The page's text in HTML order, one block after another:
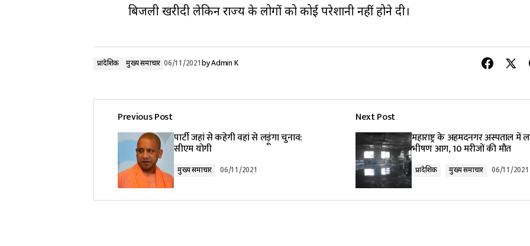
बिजली खरीदी लेकिन राज्य के लोगों को कोई परेशानी नहीं होने दी।
प्रादेशिक मुख्य समाचार 06/11/2021byAdmin K
Previous Post
पार्टी जहां से कहेगी वहां से लड़ूंगा चुनाव:
सीएम योगी
मुख्य समाचार 06/11/2021
Next Post
महाराष्ट्र के अहमदनगर अस्पताल में
भीषण आग, 10 मरीजों की मौत
प्रादेशिक मुख्य समाचार 06/11/2021